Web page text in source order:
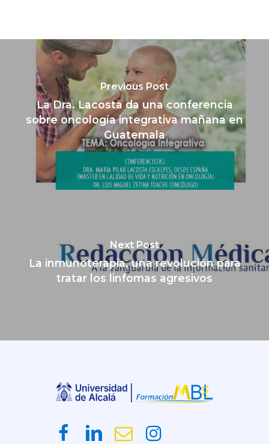
Previous Post
La Dra. Lacosta da una conferencia
sobre oncología integrativa mañana en
Guatemala
Next Post
La inmunoterapia, una revolución para
tratar los linfomas agresivos